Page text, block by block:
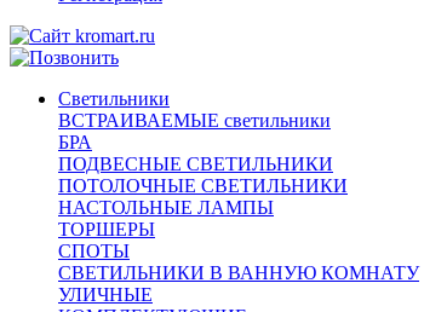
Светильники
ВСТРАИВАЕМЫЕ светильники
БРА
ПОДВЕСНЫЕ СВЕТИЛЬНИКИ
ПОТОЛОЧНЫЕ СВЕТИЛЬНИКИ
НАСТОЛЬНЫЕ ЛАМПЫ
ТОРШЕРЫ
СПОТЫ
СВЕТИЛЬНИКИ В ВАННУЮ КОМНАТУ
УЛИЧНЫЕ